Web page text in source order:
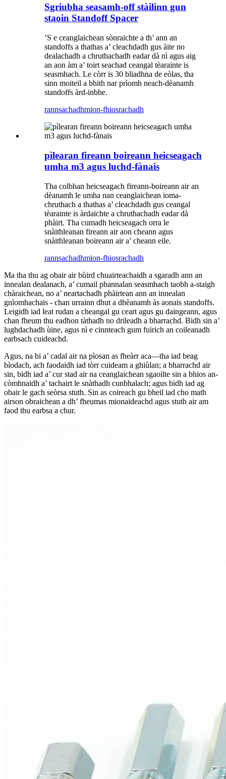
Sgriubha seasamh-off stàilinn gun
staoin Standoff Spacer
’S e ceanglaichean sònraichte a th’ ann an
standoffs a thathas a’ cleachdadh gus àite no
dealachadh a chruthachadh eadar dà nì agus aig
an aon àm a’ toirt seachad ceangal tèarainte is
seasmhach. Le còrr is 30 bliadhna de eòlas, tha
sinn moiteil a bhith nar prìomh neach-dèanamh
standoffs àrd-inbhe.
rannsachadhmion-fhiosrachadh
pìlearan fireann boireann heicseagach
umha m3 agus luchd-fànais
Tha colbhan heicseagach fireann-boireann air an
dèanamh le umha nan ceanglaichean ioma-
chruthach a thathas a’ cleachdadh gus ceangal
tèarainte is àrdaichte a chruthachadh eadar dà
phàirt. Tha cumadh heicseagach orra le
snàithleanan fireann air aon cheann agus
snàithleanan boireann air a’ cheann eile.
rannsachadhmion-fhiosrachadh
Ma tha thu ag obair air bùird chuairteachaidh a sgaradh ann an
innealan dealanach, a’ cumail phannalan seasmhach taobh a-staigh
chàraichean, no a’ neartachadh phàirtean ann an innealan
gnìomhachais - chan urrainn dhut a dhèanamh às aonais standoffs.
Leigidh iad leat rudan a cheangal gu ceart agus gu daingeann, agus
chan fheum thu eadhon tàthadh no drileadh a bharrachd. Bidh sin a’
lughdachadh ùine, agus nì e cinnteach gum fuirich an coileanadh
earbsach cuideachd.
Agus, na bi a’ cadal air na pìosan as fheàrr aca—tha iad beag
bìodach, ach faodaidh iad tòrr cuideam a ghiùlan; a bharrachd air
sin, bidh iad a’ cur stad air na ceanglaichean sgaoilte sin a bhios an-
còmhnaidh a’ tachairt le snàthadh cunbhalach; agus bidh iad ag
obair le gach seòrsa stuth. Sin as coireach gu bheil iad cho math
airson obraichean a dh’ fheumas mionaideachd agus stuth air am
faod thu earbsa a chur.